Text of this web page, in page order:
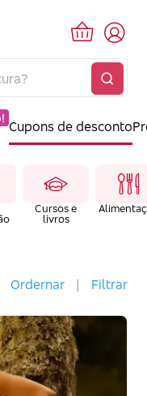
Cupons de desconto
Cursos e
livros
Ordernar | Filtrar